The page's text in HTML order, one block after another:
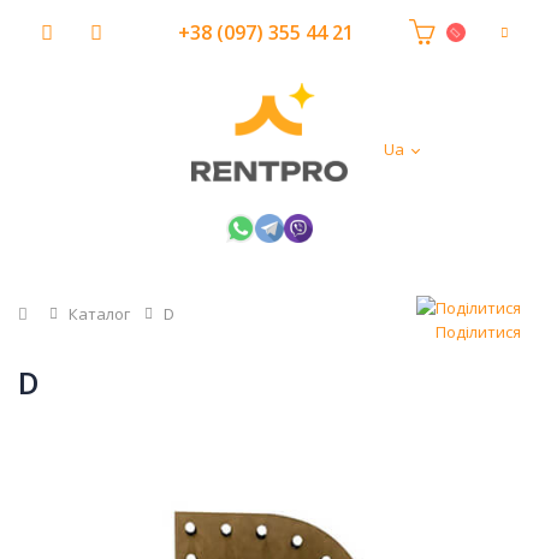
Ua
+38 (097) 355 44 21
Головна
Каталог
D
Поділитися
D